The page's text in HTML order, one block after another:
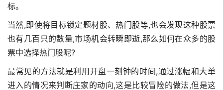
标。
当然,即使将目标锁定题材股、热门股等,也会发现这种股票
也有几百只的数量,市场机会转瞬即逝,那么如何在众多的股
票中选择热门股呢?
最常见的方法就是利用开盘一刻钟的时间,通过涨幅和大单
进入的情况来判断庄家的动向,这是比较冒险的做法,但是这